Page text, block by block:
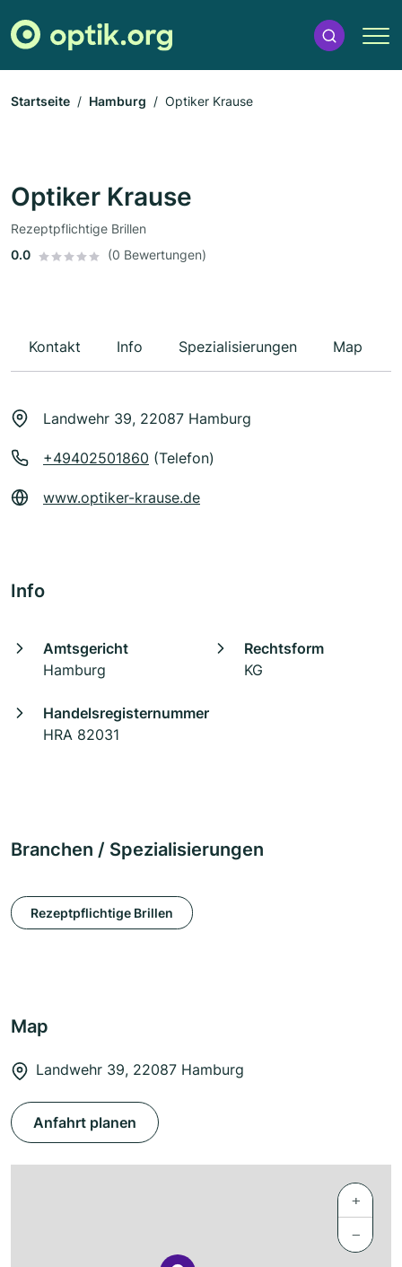
Startseite Hamburg Optiker Krause
Optiker Krause
Rezeptpflichtige Brillen
0.0
(0 Bewertungen)
Kontakt Info Spezialisierungen Map
Landwehr 39, 22087 Hamburg
+49402501860 (Telefon)
www.optiker-krause.de
Info
Amtsgericht
Hamburg
Rechtsform
KG
Handelsregisternummer
HRA 82031
Branchen / Spezialisierungen
Rezeptpflichtige Brillen
Map
Landwehr 39, 22087 Hamburg
Anfahrt planen
+
−